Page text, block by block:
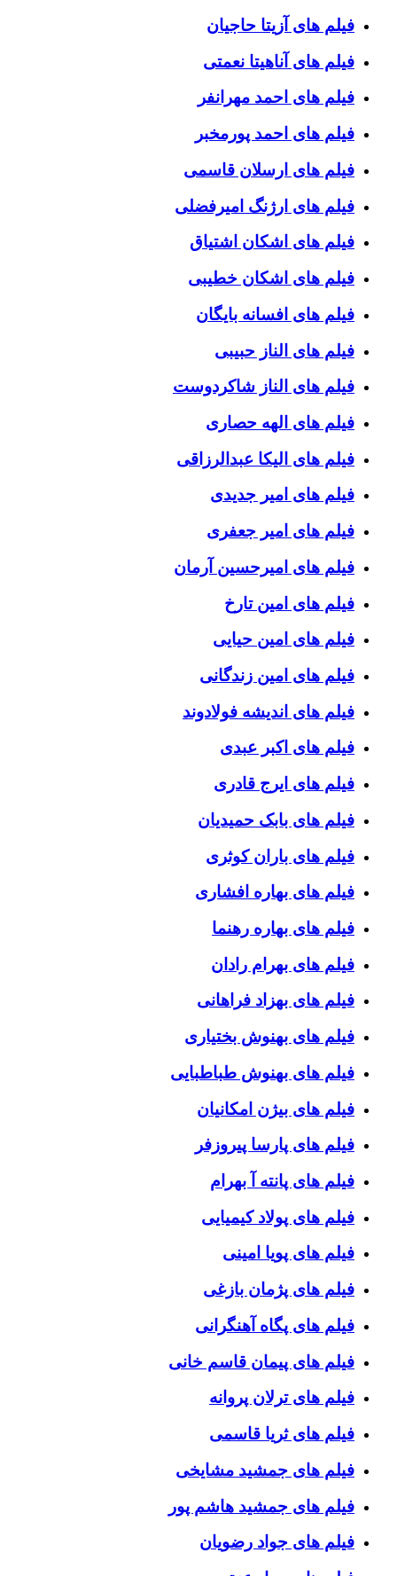
فیلم های آزیتا حاجیان
فیلم های آناهیتا نعمتی
فیلم های احمد مهرانفر
فیلم های احمد پورمخبر
فیلم های ارسلان قاسمی
فیلم های ارژنگ امیرفضلی
فیلم های اشکان اشتیاق
فیلم های اشکان خطیبی
فیلم های افسانه بایگان
فیلم های الناز حبیبی
فیلم های الناز شاکردوست
فیلم های الهه حصاری
فیلم های الیکا عبدالرزاقی
فیلم های امیر جدیدی
فیلم های امیر جعفری
فیلم های امیرحسین آرمان
فیلم های امین تارخ
فیلم های امین حیایی
فیلم های امین زندگانی
فیلم های اندیشه فولادوند
فیلم های اکبر عبدی
فیلم های ایرج قادری
فیلم های بابک حمیدیان
فیلم های باران کوثری
فیلم های بهاره افشاری
فیلم های بهاره رهنما
فیلم های بهرام رادان
فیلم های بهزاد فراهانی
فیلم های بهنوش بختیاری
فیلم های بهنوش طباطبایی
فیلم های بیژن امکانیان
فیلم های پارسا پیروزفر
فیلم های پانته آ بهرام
فیلم های پولاد کیمیایی
فیلم های پویا امینی
فیلم های پژمان بازغی
فیلم های پگاه آهنگرانی
فیلم های پیمان قاسم خانی
فیلم های ترلان پروانه
فیلم های ثریا قاسمی
فیلم های جمشید مشایخی
فیلم های جمشید هاشم پور
فیلم های جواد رضویان